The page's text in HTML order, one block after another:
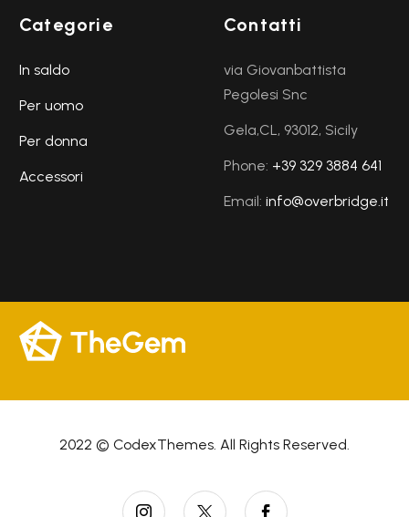
Categorie
In saldo
Per uomo
Per donna
Accessori
Contatti
via Giovanbattista
Pegolesi Snc
Gela,CL, 93012, Sicily
Phone: +39 329 3884 641
Email: info@overbridge.it
2022 © CodexThemes. All Rights Reserved.